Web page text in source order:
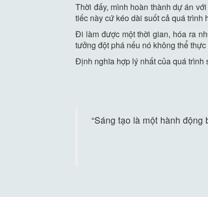
Thời đấy, mình hoàn thành dự án
tiếc này cứ kéo dài suốt cả quá
Đi làm được một thời gian, hóa ra
tưởng đột phá nếu nó không thể thực
Định nghĩa hợp lý nhất của quá trình
“Sáng tạo là một hành